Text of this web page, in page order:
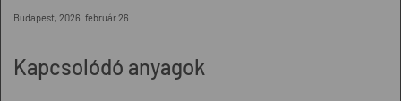
Budapest, 2026. február 26.
Kapcsolódó anyagok